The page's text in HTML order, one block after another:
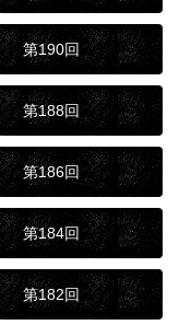
第190回
第188回
第186回
第184回
第182回